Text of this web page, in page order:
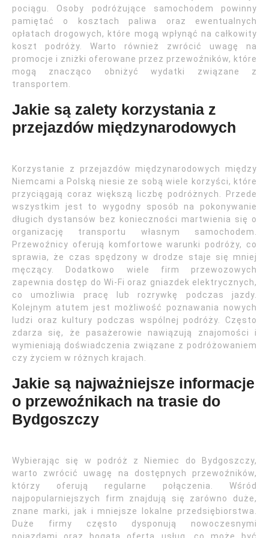
pociągu. Osoby podróżujące samochodem powinny
pamiętać o kosztach paliwa oraz ewentualnych
opłatach drogowych, które mogą wpłynąć na całkowity
koszt podróży. Warto również zwrócić uwagę na
promocje i zniżki oferowane przez przewoźników, które
mogą znacząco obniżyć wydatki związane z
transportem.
Jakie są zalety korzystania z
przejazdów międzynarodowych
Korzystanie z przejazdów międzynarodowych między
Niemcami a Polską niesie ze sobą wiele korzyści, które
przyciągają coraz większą liczbę podróżnych. Przede
wszystkim jest to wygodny sposób na pokonywanie
długich dystansów bez konieczności martwienia się o
organizację transportu własnym samochodem.
Przewoźnicy oferują komfortowe warunki podróży, co
sprawia, że czas spędzony w drodze staje się mniej
męczący. Dodatkowo wiele firm przewozowych
zapewnia dostęp do Wi-Fi oraz gniazdek elektrycznych,
co umożliwia pracę lub rozrywkę podczas jazdy.
Kolejnym atutem jest możliwość poznawania nowych
ludzi oraz kultury podczas wspólnej podróży. Często
zdarza się, że pasażerowie nawiązują znajomości i
wymieniają doświadczenia związane z podróżowaniem
czy życiem w różnych krajach.
Jakie są najważniejsze informacje
o przewoźnikach na trasie do
Bydgoszczy
Wybierając się w podróż z Niemiec do Bydgoszczy,
warto zwrócić uwagę na dostępnych przewoźników,
którzy oferują regularne połączenia. Wśród
najpopularniejszych firm znajdują się zarówno duże,
znane marki, jak i mniejsze lokalne przedsiębiorstwa.
Duże firmy często dysponują nowoczesnymi